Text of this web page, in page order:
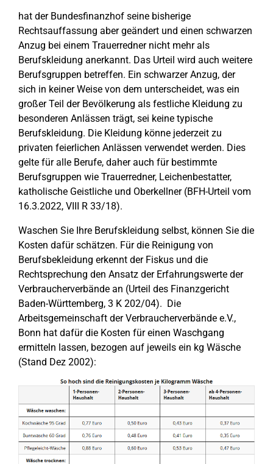
hat der Bundesfinanzhof seine bisherige
Rechtsauffassung aber geändert und einen schwarzen
Anzug bei einem Trauerredner nicht mehr als
Berufskleidung anerkannt. Das Urteil wird auch weitere
Berufsgruppen betreffen. Ein schwarzer Anzug, der
sich in keiner Weise von dem unterscheidet, was ein
großer Teil der Bevölkerung als festliche Kleidung zu
besonderen Anlässen trägt, sei keine typische
Berufskleidung. Die Kleidung könne jederzeit zu
privaten feierlichen Anlässen verwendet werden. Dies
gelte für alle Berufe, daher auch für bestimmte
Berufsgruppen wie Trauerredner, Leichenbestatter,
katholische Geistliche und Oberkellner (BFH-Urteil vom
16.3.2022, VIII R 33/18).
Waschen Sie Ihre Berufskleidung selbst, können Sie die
Kosten dafür schätzen. Für die Reinigung von
Berufsbekleidung erkennt der Fiskus und die
Rechtsprechung den Ansatz der Erfahrungswerte der
Verbraucherverbände an (Urteil des Finanzgericht
Baden-Württemberg, 3 K 202/04). Die
Arbeitsgemeinschaft der Verbraucherverbände e.V.,
Bonn hat dafür die Kosten für einen Waschgang
ermitteln lassen, bezogen auf jeweils ein kg Wäsche
(Stand Dez 2002):